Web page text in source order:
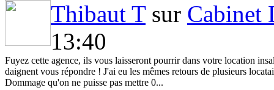
Thibaut Tsur Cabinet
13:40
Fuyez cette agence, ils vous laisseront pourrir dans votre location
daignent vous répondre ! J'ai eu les mêmes retours de plusieurs
Dommage qu'on ne puisse pas mettre 0...